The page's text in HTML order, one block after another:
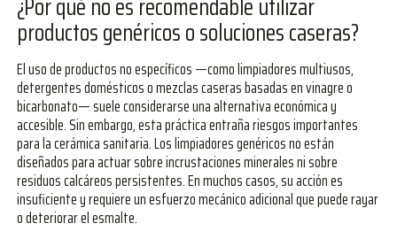
productos genéricos o soluciones caseras?
El uso de productos no específicos —como limpiadores multiusos,
detergentes domésticos o mezclas caseras basadas en vinagre o
bicarbonato— suele considerarse una alternativa económica y
accesible. Sin embargo, esta práctica entraña riesgos importantes
para la cerámica sanitaria. Los limpiadores genéricos no están
diseñados para actuar sobre incrustaciones minerales ni sobre
residuos calcáreos persistentes. En muchos casos, su acción es
insuficiente y requiere un esfuerzo mecánico adicional que puede rayar
o deteriorar el esmalte.